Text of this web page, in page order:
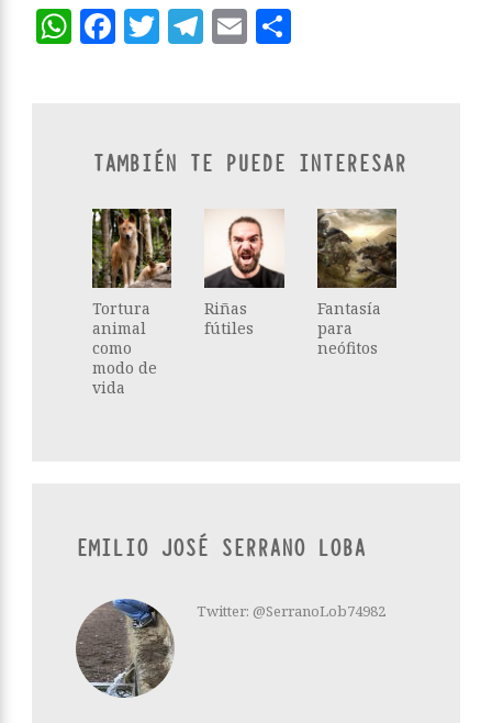
WhatsApp
Facebook
Twitter
Telegram
Email
TAMBIÉN TE PUEDE INTERESAR
Tortura
animal
como
modo de
vida
Riñas
fútiles
Fantasía
para
neófitos
EMILIO JOSÉ SERRANO LOBA
Twitter: @SerranoLob74982